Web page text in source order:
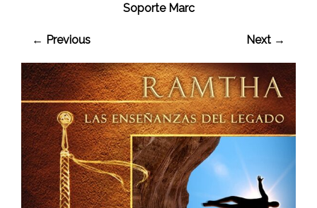
Soporte Marc
← Previous Next →